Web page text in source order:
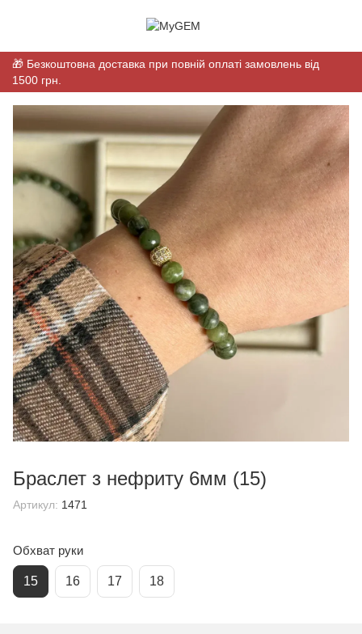
🎁 Безкоштовна доставка при повній оплаті замовлень від
1500 грн.
Браслет з нефриту 6мм (15)
Артикул: 1471
Обхват руки
15 16 17 18